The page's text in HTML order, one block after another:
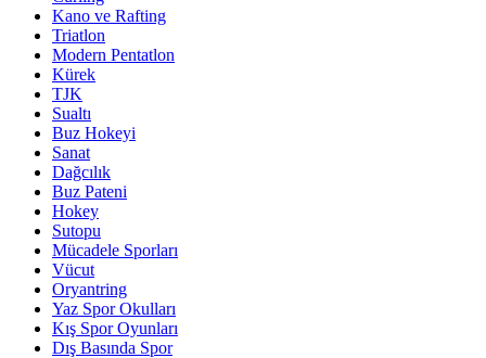
Kano ve Rafting
Triatlon
Modern Pentatlon
Kürek
TJK
Sualtı
Buz Hokeyi
Sanat
Dağcılık
Buz Pateni
Hokey
Sutopu
Mücadele Sporları
Vücut
Oryantring
Yaz Spor Okulları
Kış Spor Oyunları
Dış Basında Spor